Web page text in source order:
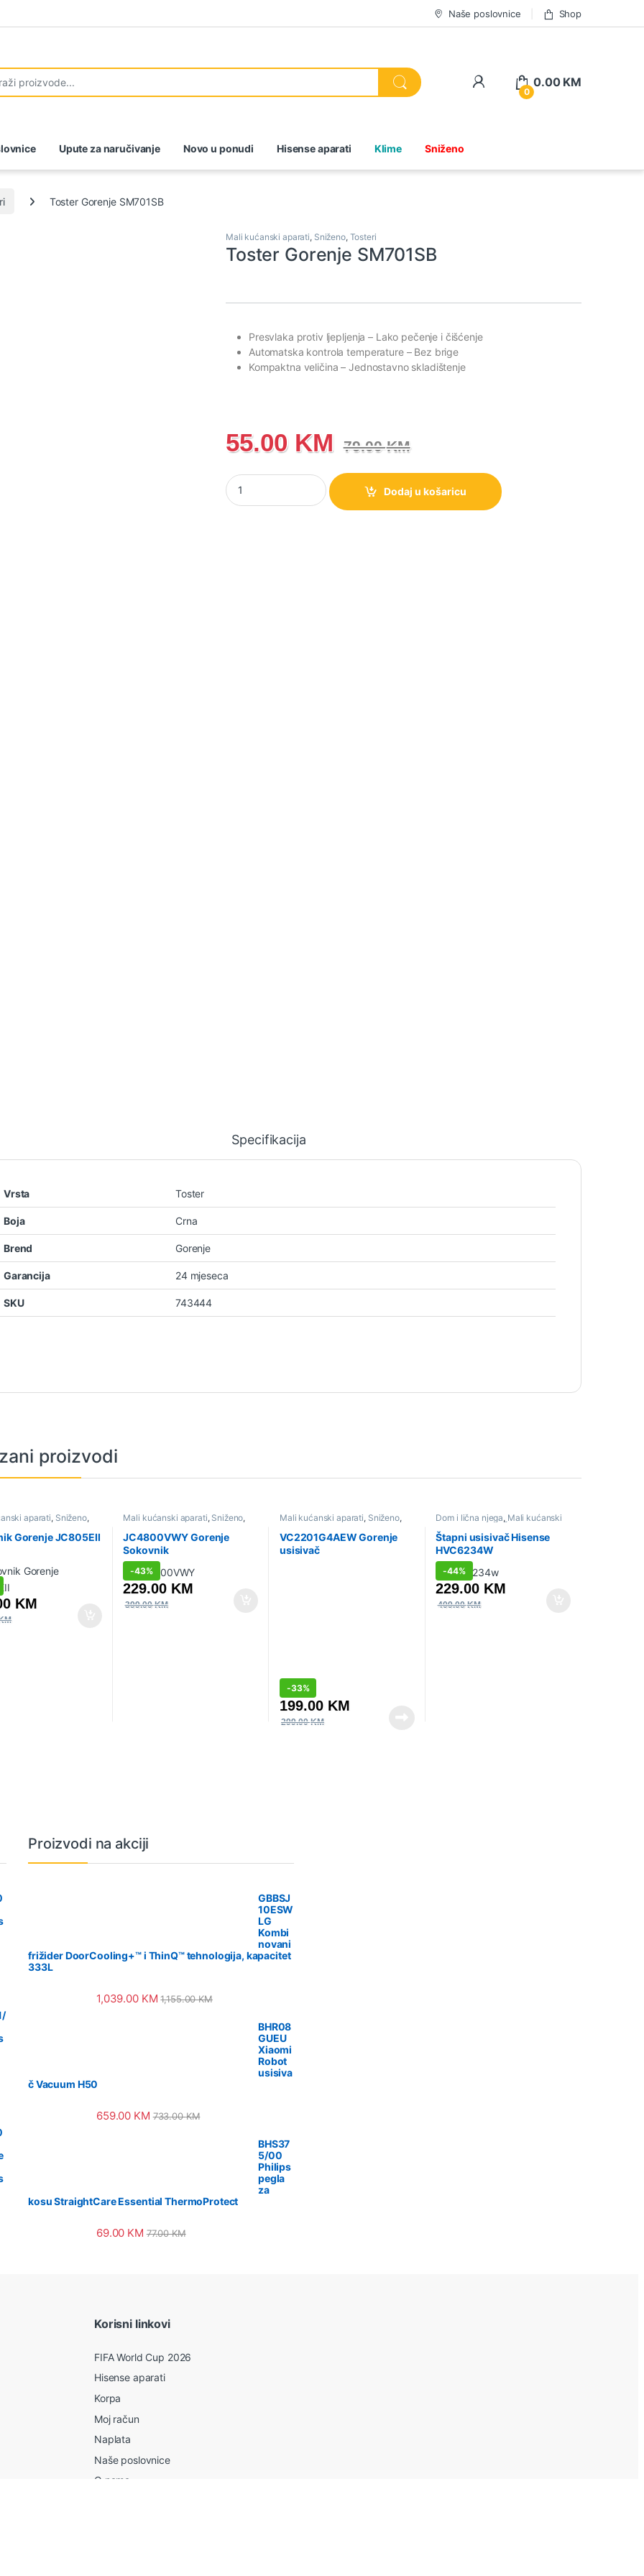
Naše poslovnice Shop
0
0.00 KM
Upute za naručivanje Novo u ponudi Hisense aparati Klime Sniženo
Toster Gorenje SM701SB
Mali kućanski aparati, Sniženo, Tosteri
Toster Gorenje SM701SB
Presvlaka protiv ljepljenja– Lako pečenje i čišćenje
Automatska kontrola temperature – Bez brige
Kompaktna veličina– Jednostavno skladištenje
55.00 KM 79.00KM
Toster Gorenje SM701SB količina
Dodaj u košaricu
Specifikacija
Vrsta Toster
Boja Crna
Brend Gorenje
Garancija 24 mjeseca
SKU 743444
proizvodi
aparati, Sniženo,
i citrusete
Gorenje JC805EII
KM
Mali kućanski aparati, Sniženo,
Sokovnici i citrusete
JC4800VWY Gorenje
Sokovnik
-43%
229.00 KM
399.00KM
Mali kućanski aparati, Sniženo,
VC2201G4AEW Gorenje
usisivač
-33%
199.00 KM
299.00KM
Dom i lična njega, Mali kućanski
Sniženo Štapni usisivači
Štapni usisivač Hisense
HVC6234W
-44%
229.00 KM
409.00KM
Proizvodi na akciji
GBBSJ
10ESW
LG
Kombi
novani
frižider DoorCooling+™ i ThinQ™ tehnologija, kapacitet
333L
1,039.00 KM 1,155.00KM
BHR08
GUEU
Xiaomi
Robot
usisiva
č Vacuum H50
659.00 KM 733.00KM
BHS37
5/00
Philips
pegla
za
kosu StraightCare Essential ThermoProtect
69.00 KM 77.00KM
Korisni linkovi
FIFA World Cup 2026
Hisense aparati
Korpa
Moj račun
Naplata
Naše poslovnice
O nama